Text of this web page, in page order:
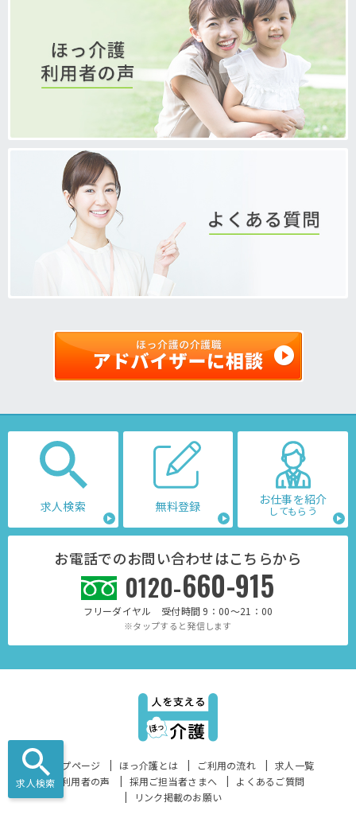
求人検索
求人検索 無料登録 お仕事を紹介
してもらう
お電話でのお問い合わせはこちらから
0120-660-915
フリーダイヤル 受付時間 9：00～21：00
※タップすると発信します
トップページ ほっ介護とは ご利用の流れ
求人一覧
ご利用者の声
採用ご担当者さまへ
よくあるご質問
リンク掲載のお願い